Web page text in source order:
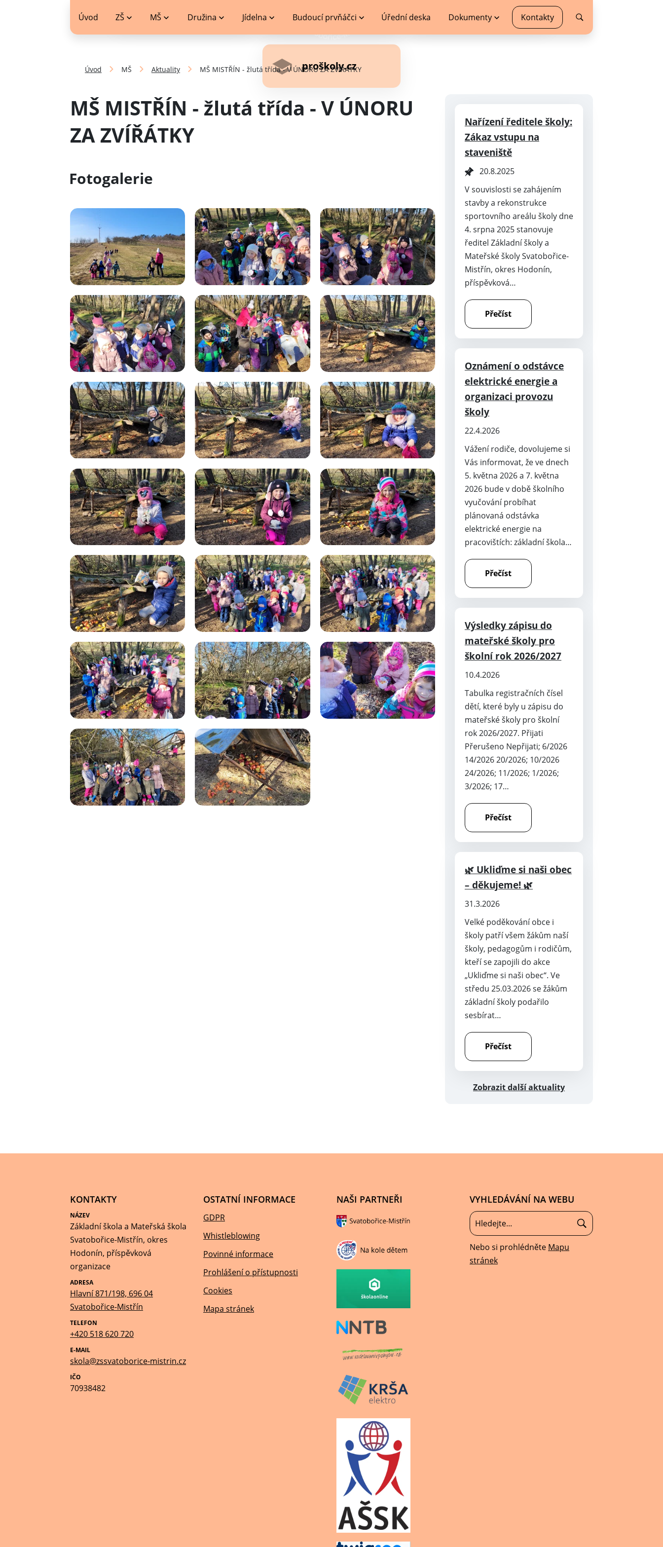
Úvod ZŠ MŠ Družina Jídelna Budoucí prvňáčci Úřední deska Dokumenty Kontakty
proškoly.cz
Úvod MŠ Aktuality MŠ MISTŘÍN - žlutá třída - V ÚNORU ZA ZVÍŘÁTKY
MŠ MISTŘÍN - žlutá třída - V ÚNORU
ZA ZVÍŘÁTKY
Fotogalerie
Nařízení ředitele školy:
Zákaz vstupu na
staveniště
20.8.2025
V souvislosti se zahájením
stavby a rekonstrukce
sportovního areálu školy dne
4. srpna 2025 stanovuje
ředitel Základní školy a
Mateřské školy Svatobořice-
Mistřín, okres Hodonín,
příspěvková…
Přečíst
Oznámení o odstávce
elektrické energie a
organizaci provozu
školy
22.4.2026
Vážení rodiče, dovolujeme si
Vás informovat, že ve dnech
5. května 2026 a 7. května
2026 bude v době školního
vyučování probíhat
plánovaná odstávka
elektrické energie na
pracovištích: základní škola…
Přečíst
Výsledky zápisu do
mateřské školy pro
školní rok 2026/2027
10.4.2026
Tabulka registračních čísel
dětí, které byly u zápisu do
mateřské školy pro školní
rok 2026/2027. Přijati
Přerušeno Nepřijati; 6/2026
14/2026 20/2026; 10/2026
24/2026; 11/2026; 1/2026;
3/2026; 17…
Přečíst
🌿 Ukliďme si naši obec
– děkujeme! 🌿
31.3.2026
Velké poděkování obce i
školy patří všem žákům naší
školy, pedagogům i rodičům,
kteří se zapojili do akce
„Ukliďme si naši obec“. Ve
středu 25.03.2026 se žákům
základní školy podařilo
sesbírat…
Přečíst
Zobrazit další aktuality
KONTAKTY
NÁZEV
Základní škola a Mateřská škola
Svatobořice-Mistřín, okres
Hodonín, příspěvková
organizace
ADRESA
Hlavní 871/198, 696 04
Svatobořice-Mistřín
TELEFON
+420 518 620 720
E-MAIL
skola@zssvatoborice-mistrin.cz
IČO
70938482
OSTATNÍ INFORMACE
GDPR
Whistleblowing
Povinné informace
Prohlášení o přístupnosti
Cookies
Mapa stránek
NAŠI PARTNEŘI VYHLEDÁVÁNÍ NA WEBU
Nebo si prohlédněte Mapu
stránek